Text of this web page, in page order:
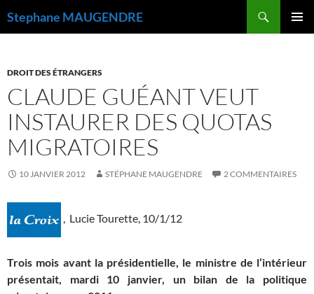
Stephane MAUGENDRE
DROIT DES ÉTRANGERS
CLAUDE GUÉANT VEUT
INSTAURER DES QUOTAS
MIGRATOIRES
10 JANVIER 2012 STÉPHANE MAUGENDRE 2 COMMENTAIRES
, Lucie Tourette, 10/1/12
Trois mois avant la présidentielle, le ministre de l’intérieur
présentait, mardi 10 janvier, un bilan de la politique